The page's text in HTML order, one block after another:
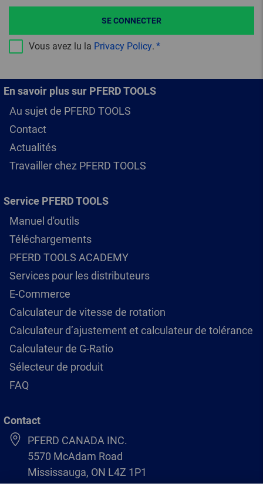
Vous avez lu la Privacy Policy.
SE CONNECTER
En savoir plus sur PFERD TOOLS
Au sujet de PFERD TOOLS
Contact
Actualités
Travailler chez PFERD TOOLS
Service PFERD TOOLS
Manuel d'outils
Téléchargements
PFERD TOOLS ACADEMY
Services pour les distributeurs
E-Commerce
Calculateur de vitesse de rotation
Calculateur d’ajustement et calculateur de tolérance
Calculateur de G-Ratio
Sélecteur de produit
FAQ
Contact
PFERD CANADA INC.
5570 McAdam Road
Mississauga, ON L4Z 1P1